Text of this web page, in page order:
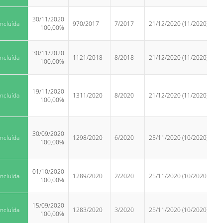
30/11/2020
100,00%
970/2017 7/2017 21/12/2020 (11/2020)
30/11/2020
100,00%
1121/2018 8/2018 21/12/2020 (11/2020)
19/11/2020
100,00%
1311/2020 8/2020 21/12/2020 (11/2020)
30/09/2020
100,00%
1298/2020 6/2020 25/11/2020 (10/2020)
01/10/2020
100,00%
1289/2020 2/2020 25/11/2020 (10/2020)
15/09/2020
100,00%
1283/2020 3/2020 25/11/2020 (10/2020)